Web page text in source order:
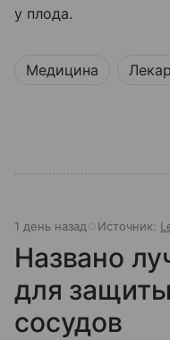
у плода.
Медицина
1 день назад Источник:
Названо
для
сосудов